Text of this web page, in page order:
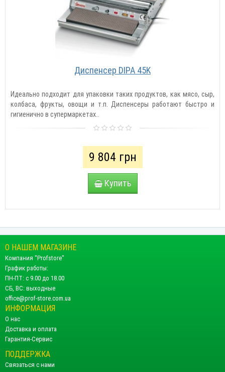
Диспенсер DIPA 45K
Идеально подходит для упаковки таких продуктов, как мясо, сыр,
колбаса, фрукты, овощи и т.п. Диспенсеры работают быстро и
гигиенично в супермаркетах..
9 804 грн
Купить
О НАШЕМ МАГАЗИНЕ
Компания "Profstore"
График работы:
ПН-ПТ: с 9.00 до 18.00
СБ, ВС: выходные
office@prof-store.com.ua
ИНФОРМАЦИЯ
О нас
Доставка и оплата
Гарантия-Сервис
ПОДДЕРЖКА
Связаться с нами